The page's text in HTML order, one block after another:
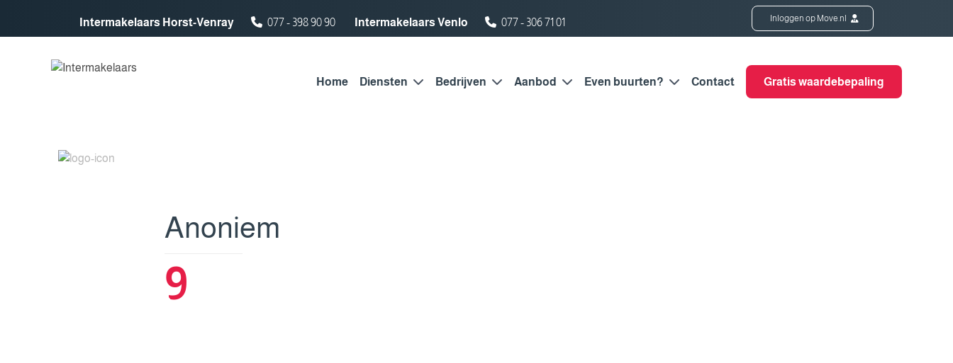
Intermakelaars Horst-Venray
077 - 398 90 90 Intermakelaars Venlo 077 - 306 71 01 Inloggen op Move.nl
Home Diensten Bedrijven Aanbod Even buurten? Contact Gratis waardebepaling
Anoniem
9